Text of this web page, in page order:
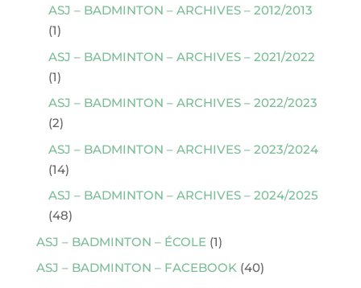
ASJ – BADMINTON – ARCHIVES – 2012/2013
(1)
ASJ – BADMINTON – ARCHIVES – 2021/2022
(1)
ASJ – BADMINTON – ARCHIVES – 2022/2023
(2)
ASJ – BADMINTON – ARCHIVES – 2023/2024
(14)
ASJ – BADMINTON – ARCHIVES – 2024/2025
(48)
ASJ – BADMINTON – ÉCOLE(1)
ASJ – BADMINTON – FACEBOOK(40)